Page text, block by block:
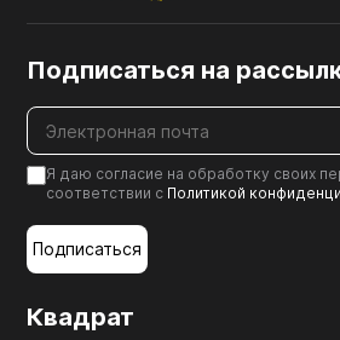
Квадрат
Подписаться на
Я даю согласие на обработку своих
соответствии с Политикой
Подписаться